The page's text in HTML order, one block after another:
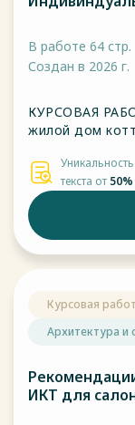
В работе 64 стр.
Создан в 2026 г.
КУРСОВАЯ
жилой дом
Уникальность
текста от 50%
Курсовая
Архитектура и
ИКТ для